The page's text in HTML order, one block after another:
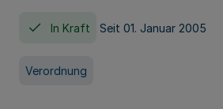
In Kraft Seit 01. Januar 2005
Verordnung